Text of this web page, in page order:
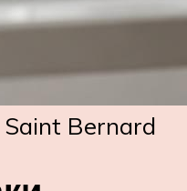
Bernard